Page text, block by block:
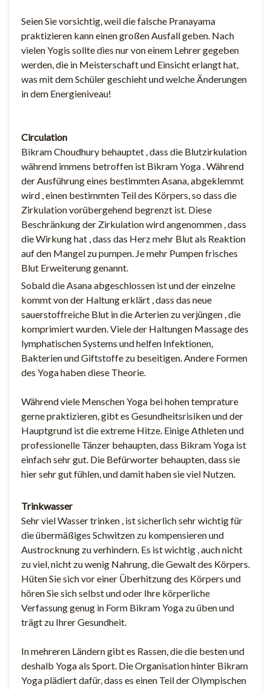
Seien Sie vorsichtig, weil die falsche Pranayama
praktizieren kann einen großen Ausfall geben. Nach
vielen Yogis sollte dies nur von einem Lehrer gegeben
werden, die in Meisterschaft und Einsicht erlangt hat,
was mit dem Schüler geschieht und welche Änderungen
in dem Energieniveau!
Circulation
Bikram Choudhury behauptet , dass die Blutzirkulation
während immens betroffen ist Bikram Yoga . Während
der Ausführung eines bestimmten Asana, abgeklemmt
wird , einen bestimmten Teil des Körpers, so dass die
Zirkulation vorübergehend begrenzt ist. Diese
Beschränkung der Zirkulation wird angenommen , dass
die Wirkung hat , dass das Herz mehr Blut als Reaktion
auf den Mangel zu pumpen. Je mehr Pumpen frisches
Blut Erweiterung genannt.
Sobald die Asana abgeschlossen ist und der einzelne
kommt von der Haltung erklärt , dass das neue
sauerstoffreiche Blut in die Arterien zu verjüngen , die
komprimiert wurden. Viele der Haltungen Massage des
lymphatischen Systems und helfen Infektionen,
Bakterien und Giftstoffe zu beseitigen. Andere Formen
des Yoga haben diese Theorie.
Während viele Menschen Yoga bei hohen temprature
gerne praktizieren, gibt es Gesundheitsrisiken und der
Hauptgrund ist die extreme Hitze. Einige Athleten und
professionelle Tänzer behaupten, dass Bikram Yoga ist
einfach sehr gut. Die Befürworter behaupten, dass sie
hier sehr gut fühlen, und damit haben sie viel Nutzen.
Trinkwasser
Sehr viel Wasser trinken , ist sicherlich sehr wichtig für
die übermäßiges Schwitzen zu kompensieren und
Austrocknung zu verhindern. Es ist wichtig , auch nicht
zu viel, nicht zu wenig Nahrung, die Gewalt des Körpers.
Hüten Sie sich vor einer Überhitzung des Körpers und
hören Sie sich selbst und oder Ihre körperliche
Verfassung genug in Form Bikram Yoga zu üben und
trägt zu Ihrer Gesundheit.
In mehreren Ländern gibt es Rassen, die die besten und
deshalb Yoga als Sport. Die Organisation hinter Bikram
Yoga plädiert dafür, dass es einen Teil der Olympischen